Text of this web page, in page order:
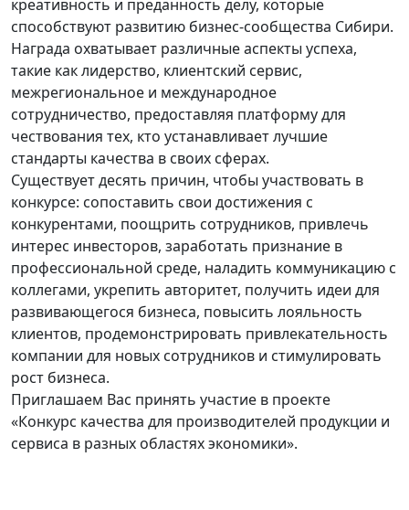
креативность и преданность делу, которые
способствуют развитию бизнес-сообщества Сибири.
Награда охватывает различные аспекты успеха,
такие как лидерство, клиентский сервис,
межрегиональное и международное
сотрудничество, предоставляя платформу для
чествования тех, кто устанавливает лучшие
стандарты качества в своих сферах.
Существует десять причин, чтобы участвовать в
конкурсе: сопоставить свои достижения с
конкурентами, поощрить сотрудников, привлечь
интерес инвесторов, заработать признание в
профессиональной среде, наладить коммуникацию с
коллегами, укрепить авторитет, получить идеи для
развивающегося бизнеса, повысить лояльность
клиентов, продемонстрировать привлекательность
компании для новых сотрудников и стимулировать
рост бизнеса.
Приглашаем Вас принять участие в проекте
«Конкурс качества для производителей продукции и
сервиса в разных областях экономики».